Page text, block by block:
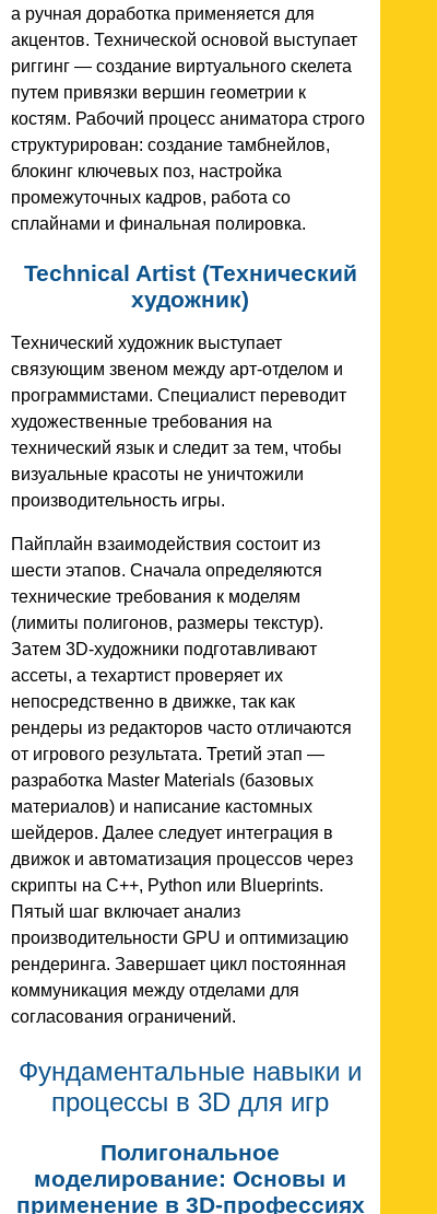
а ручная доработка применяется для
акцентов. Технической основой выступает
риггинг — создание виртуального скелета
путем привязки вершин геометрии к
костям. Рабочий процесс аниматора строго
структурирован: создание тамбнейлов,
блокинг ключевых поз, настройка
промежуточных кадров, работа со
сплайнами и финальная полировка.
Technical Artist (Технический
художник)
Технический художник выступает
связующим звеном между арт-отделом и
программистами. Специалист переводит
художественные требования на
технический язык и следит за тем, чтобы
визуальные красоты не уничтожили
производительность игры.
Пайплайн взаимодействия состоит из
шести этапов. Сначала определяются
технические требования к моделям
(лимиты полигонов, размеры текстур).
Затем 3D-художники подготавливают
ассеты, а техартист проверяет их
непосредственно в движке, так как
рендеры из редакторов часто отличаются
от игрового результата. Третий этап —
разработка Master Materials (базовых
материалов) и написание кастомных
шейдеров. Далее следует интеграция в
движок и автоматизация процессов через
скрипты на C++, Python или Blueprints.
Пятый шаг включает анализ
производительности GPU и оптимизацию
рендеринга. Завершает цикл постоянная
коммуникация между отделами для
согласования ограничений.
Фундаментальные навыки и
процессы в 3D для игр
Полигональное
моделирование: Основы и
применение в 3D-профессиях